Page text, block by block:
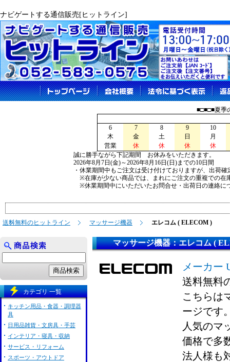
ナビゲートする通信販売[ヒットライン]
■□■□■夏季
6 7 8 9
10
木
金 土 日
月
営業
休 休 休
休
誠に勝手ながら下記期間 お休みをいただきます。
2026年8月7日(金)～2026年8月16日(日)までの10日間
・休業期間中もご注文は受け付けておりますが、出荷
※在庫が少ない商品では、まれにご注文の重複での在
※休業期間中にいただいたお問合せ・出荷日の連絡に
送料無料のヒットライン マッサージ機器 エレコム ( ELECOM )
マッサージ機器：エレコム (
メーカー
送料無料
こちらは
ージです
人気のマ
価格で多
法人様も
カテゴリ 一覧
キッチン用品・食器・調理器
具
日用品雑貨・文房具・手芸
インテリア・寝具・収納
サービス・リフォーム
スポーツ・アウトドア